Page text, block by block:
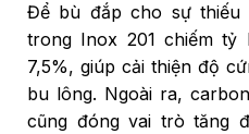
Để bù đắp cho sự thiếu
trong Inox 201 chiếm tỷ
7,5%, giúp cải thiện độ
bu lông. Ngoài ra,
cũng đóng vai trò tăng